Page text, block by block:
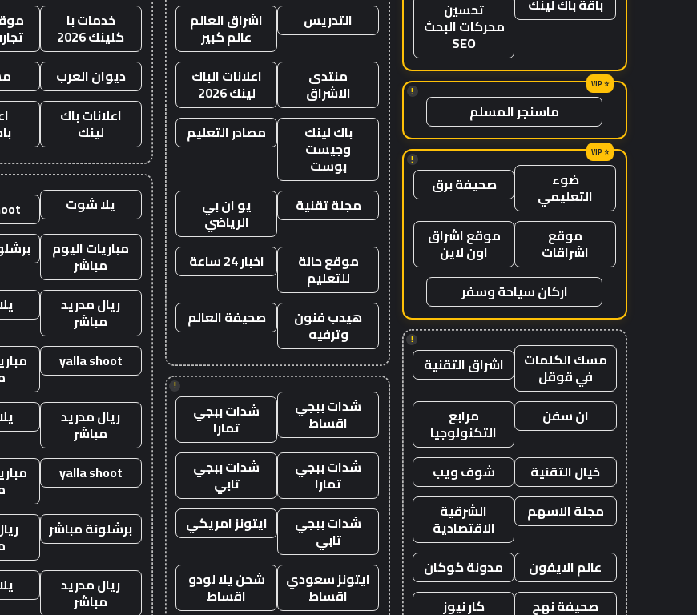
باقة باك لينك تحسين
محركات البحث
SEO
!
ماسنجر المسلم
!
ضوء
التعليمي صحيفة برق
موقع
اشراقات
موقع اشراق
اون لاين
اركان سياحة وسفر
!
مسك الكلمات
في قوقل اشراق التقنية
ان سفن مرابع
التكنولوجيا
خيال التقنية
شوف ويب
مجلة الاسهم
الشرقية
الاقتصادية
عالم الايفون
مدونة كوكان
صحيفة نهج
كار نيوز
التدريس اشراق العالم
عالم كبير
منتدى
الاشراق
اعلانات الباك
لينك 2026
باك لينك
وجيست
بوست
مصادر التعليم
مجلة تقنية يو ان بي
الرياضي
موقع حالة
للتعليم
اخبار 24 ساعة
هيدب فنون
وترفيه
صحيفة العالم
!
شدات ببجي
اقساط شدات ببجي
تمارا
شدات ببجي
تمارا
شدات ببجي
تابي
شدات ببجي
تابي
ايتونز امريكي
ايتونز سعودي
اقساط
شحن يلا لودو
اقساط
خدمات با
كلينك 2026
ديوان العرب
اعلانات باك
لينك
يلا شوت
مباريات اليوم
مباشر
ريال مدريد
مباشر
yalla shoot
ريال مدريد
مباشر
yalla shoot
برشلونة مباشر
ريال مدريد
مباشر